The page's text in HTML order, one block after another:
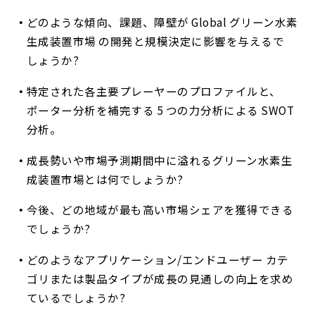
どのような傾向、課題、障壁が Global グリーン水素
生成装置市場 の開発と規模決定に影響を与えるで
しょうか?
特定された各主要プレーヤーのプロファイルと、
ポーター分析を補完する 5 つの力分析による SWOT
分析。
成長勢いや市場予測期間中に溢れるグリーン水素生
成装置市場とは何でしょうか?
今後、どの地域が最も高い市場シェアを獲得できる
でしょうか?
どのようなアプリケーション/エンドユーザー カテ
ゴリまたは製品タイプが成長の見通しの向上を求め
ているでしょうか?